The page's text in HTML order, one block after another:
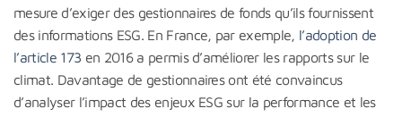
mesure d’exiger des gestionnaires de fonds qu’ils fournissent
des informations ESG. En France, par exemple, l’adoption de
l’article 173 en 2016 a permis d’améliorer les rapports sur le
climat. Davantage de gestionnaires ont été convaincus
d’analyser l’impact des enjeux ESG sur la performance et les